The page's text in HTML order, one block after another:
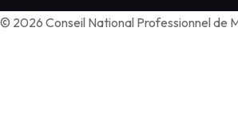
© 2026 Conseil National Professionnel de